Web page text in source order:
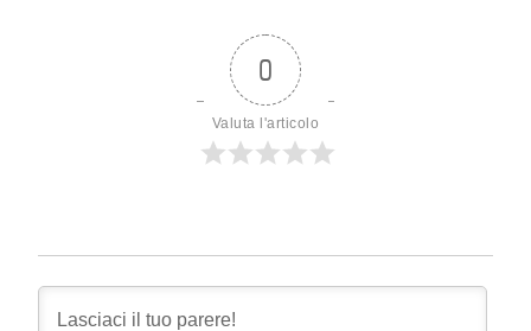
0
Valuta l'articolo